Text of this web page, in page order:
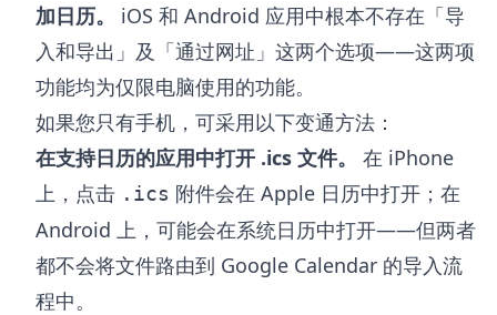
加日历。
iOS 和 Android 应用中根本不存在「导
入和导出」及「通过网址」这两个选项——这两项
功能均为仅限电脑使用的功能。
如果您只有手机，可采用以下变通方法：
在支持日历的应用中打开 .ics 文件。
在 iPhone
上，点击 .ics 附件会在 Apple 日历中打开；在
Android 上，可能会在系统日历中打开——但两者
都不会将文件路由到 Google Calendar 的导入流
程中。